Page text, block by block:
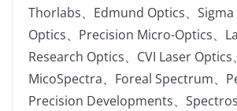
Thorlabs、Edmund Optics、
Optics、Precision Micro-Optics、
Research Optics、CVI Laser Optics、
MicoSpectra、Foreal Spectrum、
Precision Developments、Spectros